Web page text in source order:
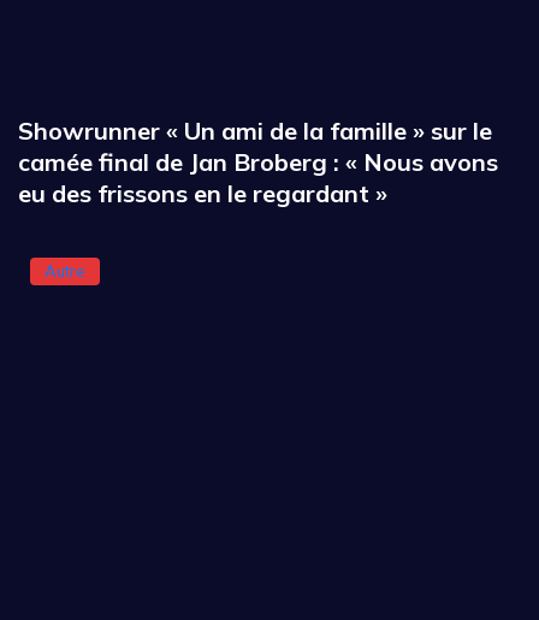
Showrunner « Un ami de la famille » sur le
camée final de Jan Broberg : « Nous avons
eu des frissons en le regardant »
Autre